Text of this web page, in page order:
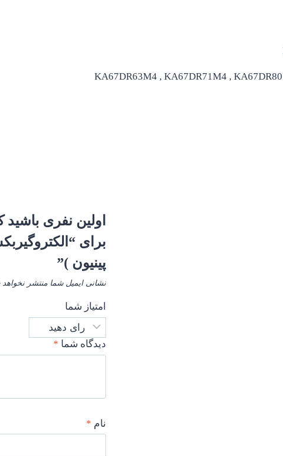
KA67DR63M4 , KA67DR71M4 ,
اولین نفری
پینیون )”
نشانی ایمیل شما منتشر
امتیاز شما
دیدگاه شما *
نام *